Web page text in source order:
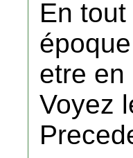
En
etre en
Voyez